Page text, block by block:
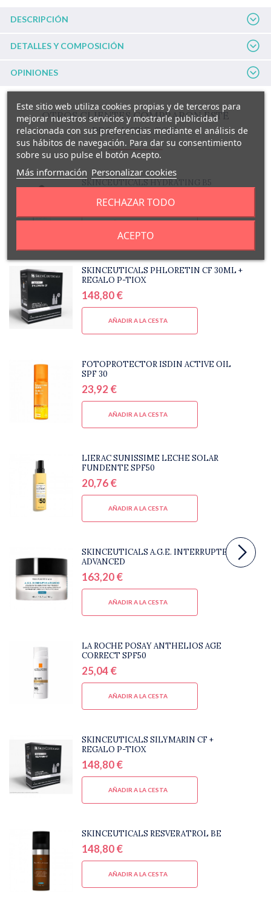
DESCRIPCIÓN
DETALLES Y COMPOSICIÓN
OPINIONES
OTROS CLIENTES COMPRARON ESTE
PRODUCTO CON:
SKINCEUTICALS HYDRATING B5
76,00 €
AÑADIR A LA CESTA
SKINCEUTICALS PHLORETIN CF 30ML +
REGALO P-TIOX
148,80 €
AÑADIR A LA CESTA
FOTOPROTECTOR ISDIN ACTIVE OIL
SPF 30
23,92 €
AÑADIR A LA CESTA
LIERAC SUNISSIME LECHE SOLAR
FUNDENTE SPF50
20,76 €
AÑADIR A LA CESTA
SKINCEUTICALS A.G.E. INTERRUPTER
ADVANCED
163,20 €
AÑADIR A LA CESTA
LA ROCHE POSAY ANTHELIOS AGE
CORRECT SPF50
25,04 €
AÑADIR A LA CESTA
SKINCEUTICALS SILYMARIN CF +
REGALO P-TIOX
148,80 €
AÑADIR A LA CESTA
SKINCEUTICALS RESVERATROL BE
148,80 €
AÑADIR A LA CESTA
Este sitio web utiliza cookies propias y de terceros para
mejorar nuestros servicios y mostrarle publicidad
relacionada con sus preferencias mediante el análisis de
sus hábitos de navegación. Para dar su consentimiento
sobre su uso pulse el botón Acepto.
Más información Personalizar cookies
RECHAZAR TODO
ACEPTO